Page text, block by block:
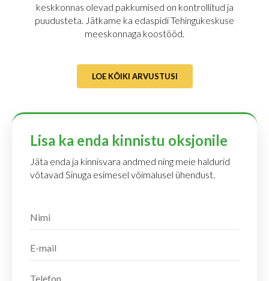
keskkonnas olevad pakkumised on kontrollitud ja
puudusteta. Jätkame ka edaspidi Tehingukeskuse
meeskonnaga koostööd.
LOE KÕIKI ARVUSTUSI
Lisa ka enda kinnistu oksjonile
Jäta enda ja kinnisvara andmed ning meie haldurid
võtavad Sinuga esimesel võimalusel ühendust.